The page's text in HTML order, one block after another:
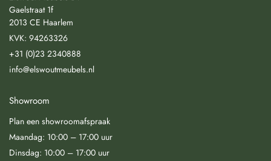
Gaelstraat 1f
2013 CE Haarlem
KVK: 94263326
+31 (0)23 2340888
info@elswoutmeubels.nl
Showroom
Plan een showroomafspraak
Maandag: 10:00 – 17:00 uur
Dinsdag: 10:00 – 17:00 uur